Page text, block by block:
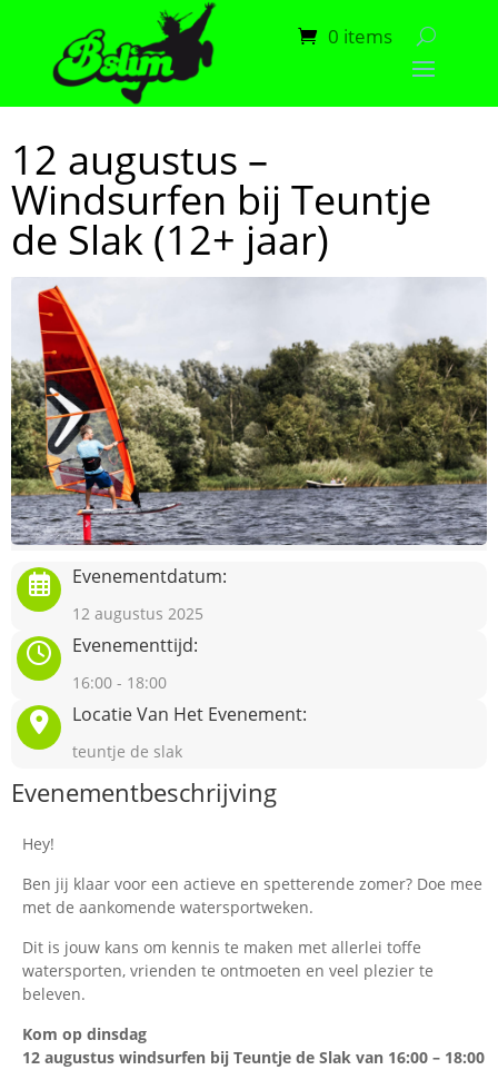
0 items
12 augustus –
Windsurfen bij Teuntje
de Slak (12+ jaar)
Evenementdatum:
12 augustus 2025
Evenementtijd:
16:00 - 18:00
Locatie Van Het Evenement:
teuntje de slak
Evenementbeschrijving
Hey!
Ben jij klaar voor een actieve en spetterende zomer? Doe mee
met de aankomende watersportweken.
Dit is jouw kans om kennis te maken met allerlei toffe
watersporten, vrienden te ontmoeten en veel plezier te
beleven.
Kom op dinsdag
12 augustus windsurfen bij Teuntje de Slak van 16:00 – 18:00